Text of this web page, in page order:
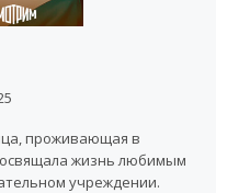
проживающая в
жизнь любимым
учреждении.